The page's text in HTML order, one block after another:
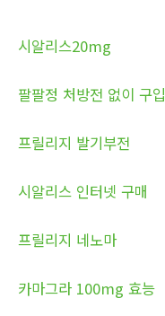
시알리스20mg
팔팔정 처방전 없이 구입
프릴리지 발기부전
시알리스 인터넷 구매
프릴리지 네노마
카마그라 100mg 효능